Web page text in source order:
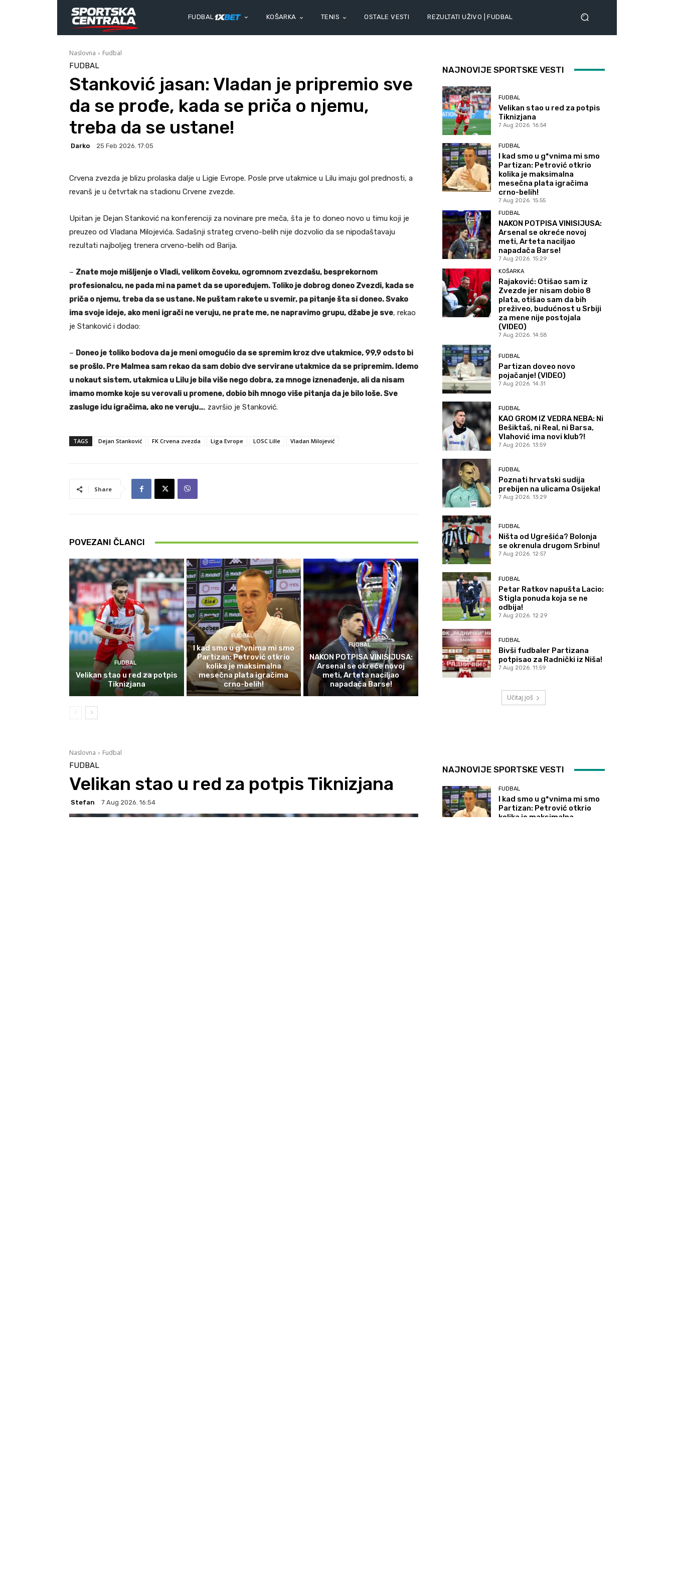
FUDBAL KOŠARKA TENIS OSTALE VESTI REZULTATI UŽIVO | FUDBAL
Naslovna Fudbal
FUDBAL
Stanković jasan: Vladan je pripremio sve
da se prođe, kada se priča o njemu,
treba da se ustane!
Darko 25 Feb 2026. 17:05
Crvena zvezda je blizu prolaska dalje u Ligie Evrope. Posle prve utakmice u Lilu imaju gol prednosti, a
revanš je u četvrtak na stadionu Crvene zvezde.
Upitan je Dejan Stanković na konferenciji za novinare pre meča, šta je to doneo novo u timu koji je
preuzeo od Vladana Milojevića. Sadašnji strateg crveno-belih nije dozvolio da se nipodaštavaju
rezultati najboljeg trenera crveno-belih od Barija.
– Znate moje mišljenje o Vladi, velikom čoveku, ogromnom zvezdašu, besprekornom
profesionalcu, ne pada mi na pamet da se upoređujem. Toliko je dobrog doneo Zvezdi, kada se
priča o njemu, treba da se ustane. Ne puštam rakete u svemir, pa pitanje šta si doneo. Svako
ima svoje ideje, ako meni igrači ne veruju, ne prate me, ne napravimo grupu, džabe je sve, rekao
je Stanković i dodao:
– Doneo je toliko bodova da je meni omogućio da se spremim kroz dve utakmice, 99,9 odsto bi
se prošlo. Pre Malmea sam rekao da sam dobio dve servirane utakmice da se pripremim. Idemo
u nokaut sistem, utakmica u Lilu je bila više nego dobra, za mnoge iznenađenje, ali da nisam
imamo momke koje su verovali u promene, dobio bih mnogo više pitanja da je bilo loše. Sve
zasluge idu igračima, ako ne veruju…, završio je Stanković.
TAGS Dejan Stanković FK Crvena zvezda Liga Evrope LOSC Lille Vladan Milojević
Share
POVEZANI ČLANCI
FUDBAL
Velikan stao u red za potpis
Tiknizjana
FUDBAL
I kad smo u g*vnima mi smo
Partizan: Petrović otkrio
kolika je maksimalna
mesečna plata igračima
crno-belih!
FUDBAL
NAKON POTPISA VINISIJUSA:
Arsenal se okreće novoj
meti, Arteta naciljao
napadača Barse!
NAJNOVIJE SPORTSKE VESTI
FUDBAL
Velikan stao u red za potpis
Tiknizjana
7 Aug 2026. 16:54
FUDBAL
I kad smo u g*vnima mi smo
Partizan: Petrović otkrio
kolika je maksimalna
mesečna plata igračima
crno-belih!
7 Aug 2026. 15:55
FUDBAL
NAKON POTPISA VINISIJUSA:
Arsenal se okreće novoj
meti, Arteta naciljao
napadača Barse!
7 Aug 2026. 15:29
KOŠARKA
Rajaković: Otišao sam iz
Zvezde jer nisam dobio 8
plata, otišao sam da bih
preživeo, budućnost u Srbiji
za mene nije postojala
(VIDEO)
7 Aug 2026. 14:58
FUDBAL
Partizan doveo novo
pojačanje! (VIDEO)
7 Aug 2026. 14:31
FUDBAL
KAO GROM IZ VEDRA NEBA: Ni
Bešiktaš, ni Real, ni Barsa,
Vlahović ima novi klub?!
7 Aug 2026. 13:59
FUDBAL
Poznati hrvatski sudija
prebijen na ulicama Osijeka!
7 Aug 2026. 13:29
FUDBAL
Ništa od Ugrešića? Bolonja
se okrenula drugom Srbinu!
7 Aug 2026. 12:57
FUDBAL
Petar Ratkov napušta Lacio:
Stigla ponuda koja se ne
odbija!
7 Aug 2026. 12:29
FUDBAL
Bivši fudbaler Partizana
potpisao za Radnički iz Niša!
7 Aug 2026. 11:59
Učitaj još